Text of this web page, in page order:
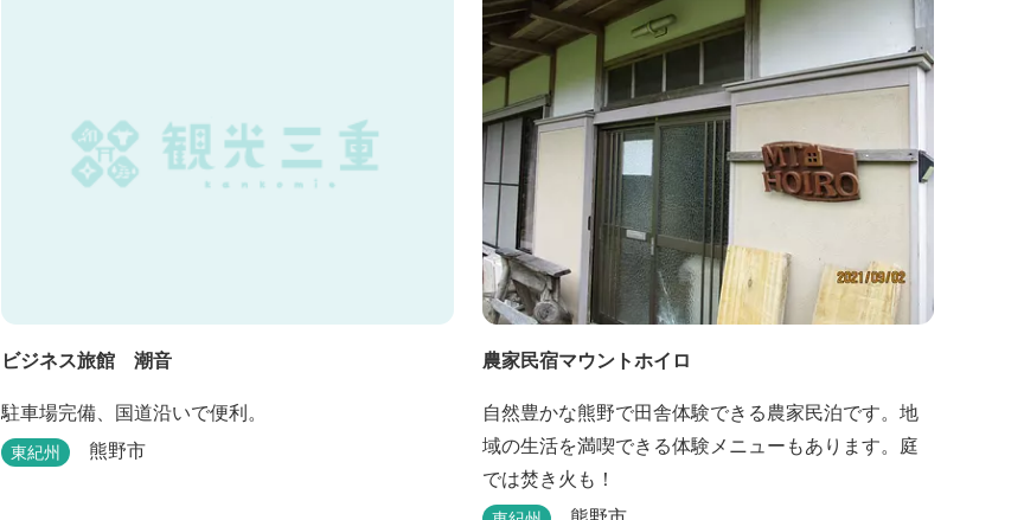
感じていただけるよう設計しています。 当館は全室
スイート、美食オールインクルーシブをコンセプト
としております...
ビジネス旅館 潮音
駐車場完備、国道沿いで便利。
東紀州 熊野市
農家民宿マウントホイロ
自然豊かな熊野で田舎体験できる農家民泊です。地
域の生活を満喫できる体験メニューもあります。庭
では焚き火も！